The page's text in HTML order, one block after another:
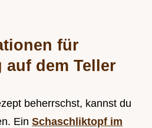
für
dem Teller
beherrschst, kannst du
Ein Schaschliktopf im